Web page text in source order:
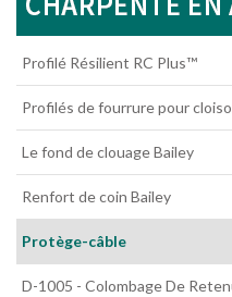
Profilé Résilient RC Plus™
Profilés de fourrure pour
Le fond de clouage Bailey
Renfort de coin Bailey
Protège-câble
D-1005 - Colombage De